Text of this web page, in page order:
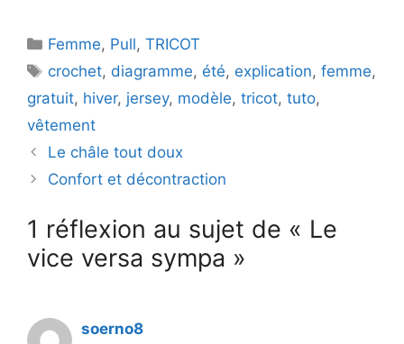
o
Catégories
Femme, Pull,TRICOT
Étiquettes
crochet, diagramme, été, explication,femme,
gratuit, hiver, jersey, modèle, tricot, tuto,
vêtement
Le châle tout doux
Confort et décontraction
1 réflexion au sujet de « Le
vice versa sympa »
soerno8